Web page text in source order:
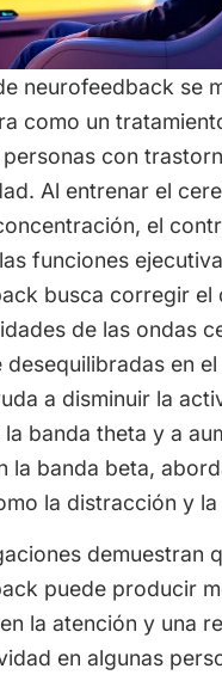
neurofeedback se
como un
personas con
Al entrenar el
el
funciones
busca corregir el
de las ondas
en el
a disminuir la
banda theta y a
la banda beta,
la distracción y
demuestran
puede producir
la atención y una
en algunas